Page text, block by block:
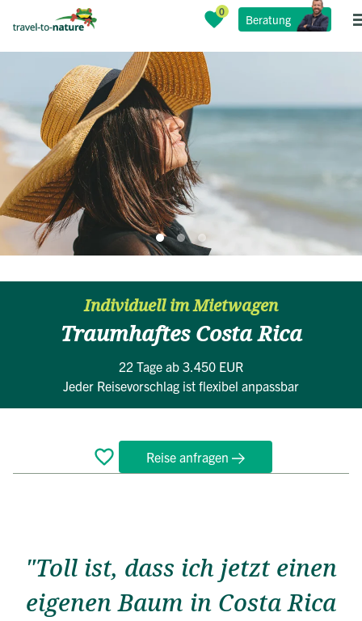
Beratung
Individuell im Mietwagen
Traumhaftes Costa Rica
22 Tage ab 3.450 EUR
Jeder Reisevorschlag ist flexibel anpassbar
Reise anfragen
ÜberblickReiseverlaufBewertungenTermineFAQ
"Toll ist, dass ich jetzt einen
eigenen Baum in Costa Rica